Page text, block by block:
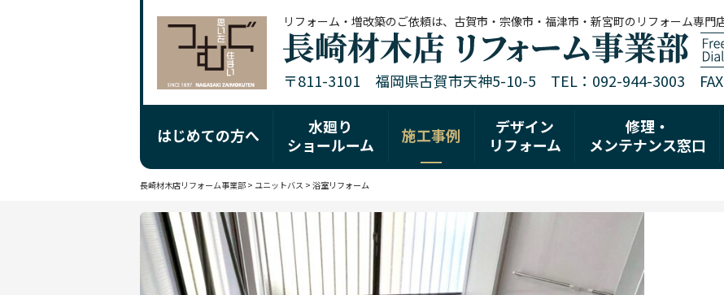
リフォーム・増改築のご依頼は、古賀市・宗像市・福津市・新宮町のリフォーム専門
〒811-3101 福岡県古賀市天神5-10-5 TEL：092-944-3003
はじめての方へ
水廻り
ショールーム
施工事例
デザイン
リフォーム
修理・
メンテナンス窓口
長崎材木店リフォーム事業部 > ユニットバス > 浴室リフォーム